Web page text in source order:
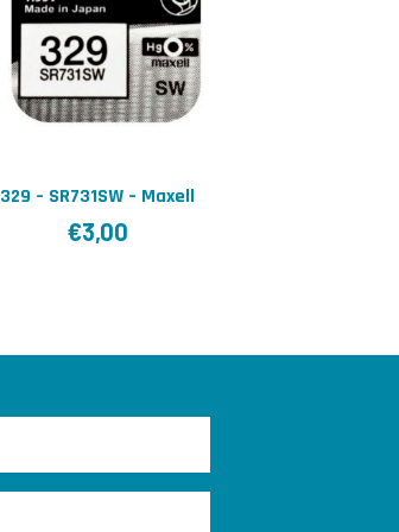
329 – SR731SW – Maxell
€3,00